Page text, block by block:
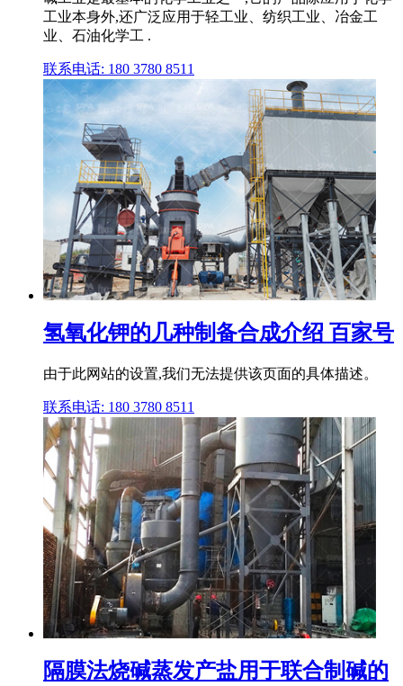
工业本身外,还广泛应用于轻工业、纺织工业、冶金工
业、石油化学工 .
联系电话: 180 3780 8511
氢氧化钾的几种制备合成介绍 百家号
由于此网站的设置,我们无法提供该页面的具体描述。
联系电话: 180 3780 8511
隔膜法烧碱蒸发产盐用于联合制碱的